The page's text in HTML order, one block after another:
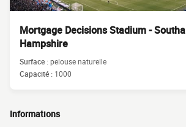
Mortgage Decisions Stadium -
Hampshire
Surface :pelouse naturelle
Capacité : 1000
Informations